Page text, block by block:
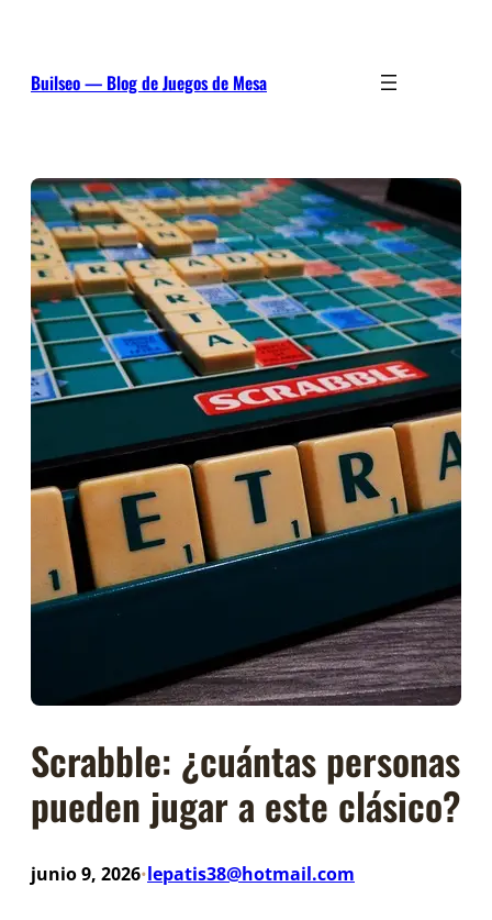
Builseo — Blog de Juegos de Mesa
Scrabble: ¿cuántas personas
pueden jugar a este clásico?
junio 9, 2026•lepatis38@hotmail.com